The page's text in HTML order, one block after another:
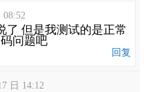
08:52
但是我测试的是正常
问题吧
回复
日 14:12